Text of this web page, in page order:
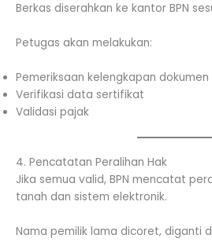
Berkas diserahkan ke kantor BPN
Petugas akan melakukan:
Pemeriksaan kelengkapan dokumen
Verifikasi data sertifikat
Validasi pajak
4. Pencatatan Peralihan Hak
Jika semua valid, BPN mencatat
tanah dan sistem elektronik.
Nama pemilik lama dicoret, diganti